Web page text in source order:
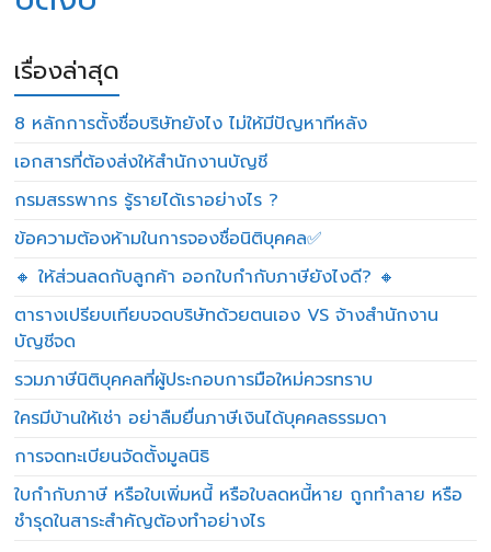
เรื่องล่าสุด
8 หลักการตั้งชื่อบริษัทยังไง ไม่ให้มีปัญหาทีหลัง
เอกสารที่ต้องส่งให้สำนักงานบัญชี
กรมสรรพากร รู้รายได้เราอย่างไร ?
ข้อความต้องห้ามในการจองชื่อนิติบุคคล✅
🔸 ให้ส่วนลดกับลูกค้า ออกใบกำกับภาษียังไงดี? 🔸
ตารางเปรียบเทียบจดบริษัทด้วยตนเอง VS จ้างสำนักงาน
บัญชีจด
รวมภาษีนิติบุคคลที่ผู้ประกอบการมือใหม่ควรทราบ
ใครมีบ้านให้เช่า อย่าลืมยื่นภาษีเงินได้บุคคลธรรมดา
การจดทะเบียนจัดตั้งมูลนิธิ
ใบกำกับภาษี หรือใบเพิ่มหนี้ หรือใบลดหนี้หาย ถูกทำลาย หรือ
ชำรุดในสาระสำคัญต้องทำอย่างไร